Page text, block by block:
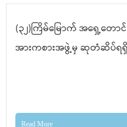
(၃၂)ကြိမ်မြောက် အရှေ့တော
အားကစားအဖွဲ့မှ ဆုတံဆိပ်ရရှိ
Read More